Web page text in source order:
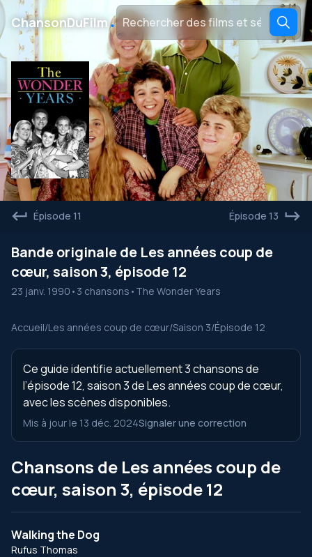
ChansonDuFilm․
Épisode 11 Épisode 13
Bande originale de Les années coup de
cœur, saison 3, épisode 12
23 janv. 1990 • 3 chansons • The Wonder Years
Accueil/Les années coup de cœur/Saison 3/Épisode 12
Ce guide identifie actuellement 3 chansons de
l’épisode 12, saison 3 de Les années coup de cœur,
avec les scènes disponibles.
Mis à jour le 13 déc. 2024Signaler une correction
Chansons de Les années coup de
cœur, saison 3, épisode 12
Walking the Dog
Rufus Thomas